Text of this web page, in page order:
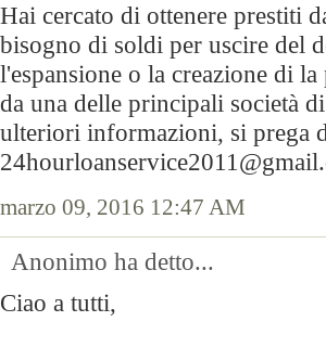
Hai cercato di ottenere prestiti
bisogno di soldi per uscire del
l'espansione o la creazione di
da una delle principali società
ulteriori informazioni, si prega
marzo 09, 2016 12:47 AM
Anonimo ha detto...
Ciao a tutti,